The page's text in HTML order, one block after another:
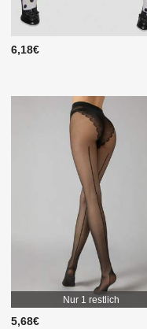
6,18€
Nur 1 restlich
5,68€